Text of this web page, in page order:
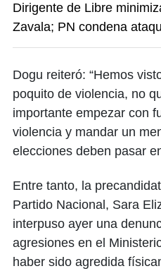
Dirigente de Libre
Zavala; PN condena
Dogu reiteró: “Hemos
poquito de violencia, no
importante empezar con
violencia y mandar un
elecciones deben pasar
Entre tanto, la
Partido Nacional, Sara
interpuso ayer una
agresiones en el
haber sido agredida